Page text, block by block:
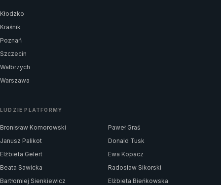
Kłodzko
Kraśnik
Poznań
Szczecin
Wałbrzych
Warszawa
LUDZIE PLATFORMY
Bronisław Komorowski
Paweł Graś
Janusz Palikot
Donald Tusk
Elżbieta Gelert
Ewa Kopacz
Beata Sawicka
Radosław Sikorski
Bartłomiej Sienkiewicz
Elżbieta Bieńkowska